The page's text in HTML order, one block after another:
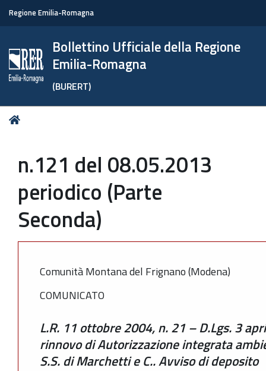
Regione Emilia-Romagna
Bollettino Ufficiale della Regione
Emilia-Romagna
(BURERT)
Tu
n.121 del 08.05.2013
periodico (Parte
Seconda)
Comunità Montana del Frignano (Modena)
COMUNICATO
L.R. 11 ottobre 2004, n. 21 – D.Lgs. 3
rinnovo di Autorizzazione integrata
S.S. di Marchetti e C.. Avviso di deposito